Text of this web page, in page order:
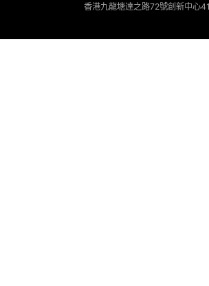
香港九龍塘達之路72號創新中心